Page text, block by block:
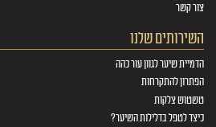
צור קשר
השירותים שלנו
הדמיית שיער לגוון עור כהה
הפתרון להתקרחות
טשטוש צלקות
כיצד לטפל בדלילות השיער?